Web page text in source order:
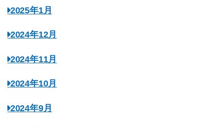
2025年1月
2024年12月
2024年11月
2024年10月
2024年9月